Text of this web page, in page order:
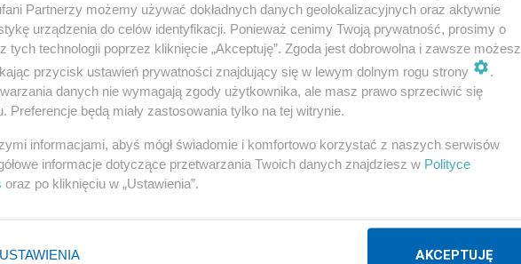
umysłowy dobrostan dzięki
Partnerzy możemy używać dokładnych danych geolokalizacyjnych oraz aktywnie
urządzenia do celów identyfikacji. Ponieważ cenimy Twoją prywatność, prosimy o
tych technologii poprzez kliknięcie „Akceptuję”. Zgoda jest dobrowolna i zawsze możesz
przycisk ustawień prywatności znajdujący się w lewym dolnym rogu strony
.
danych nie wymagają zgody użytkownika, ale masz prawo sprzeciwić się
Preferencje będą miały zastosowania tylko na tej witrynie.
informacjami, abyś mógł świadomie i komfortowo korzystać z naszych serwisów
informacje dotyczące przetwarzania Twoich danych znajdziesz w Polityce
oraz po kliknięciu w „Ustawienia”.
USTAWIENIA AKCEPTUJĘ